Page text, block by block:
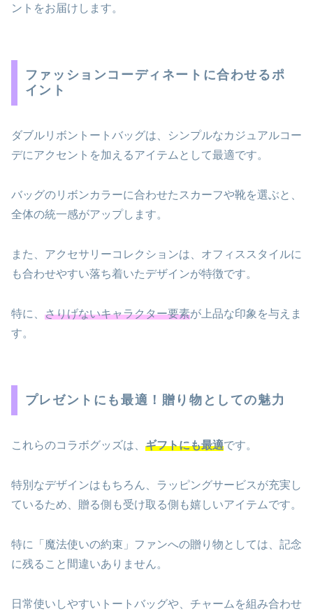
ントをお届けします。
ファッションコーディネートに合わせるポ
イント
ダブルリボントートバッグは、シンプルなカジュアルコー
デにアクセントを加えるアイテムとして最適です。
バッグのリボンカラーに合わせたスカーフや靴を選ぶと、
全体の統一感がアップします。
また、アクセサリーコレクションは、オフィススタイルに
も合わせやすい落ち着いたデザインが特徴です。
特に、 さりげないキャラクター要素が上品な印象を与えま
す。
プレゼントにも最適！贈り物としての魅力
これらのコラボグッズは、 ギフトにも最適です。
特別なデザインはもちろん、ラッピングサービスが充実し
ているため、贈る側も受け取る側も嬉しいアイテムです。
特に「魔法使いの約束」ファンへの贈り物としては、記念
に残ること間違いありません。
日常使いしやすいトートバッグや、チャームを組み合わせ